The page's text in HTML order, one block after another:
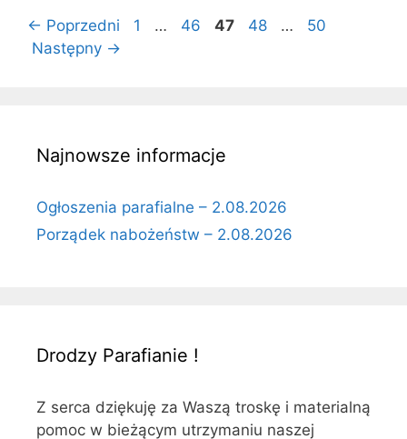
← Poprzedni Strona
1 … Strona
46 Strona
47 Strona
48 … Strona
50
Następny →
Najnowsze informacje
Ogłoszenia parafialne – 2.08.2026
Porządek nabożeństw – 2.08.2026
Drodzy Parafianie !
Z serca dziękuję za Waszą troskę i materialną
pomoc w bieżącym utrzymaniu naszej